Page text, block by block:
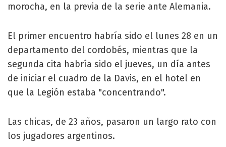
morocha, en la previa de la serie ante Alemania.
El primer encuentro habría sido el lunes 28 en un
departamento del cordobés, mientras que la
segunda cita habría sido el jueves, un día antes
de iniciar el cuadro de la Davis, en el hotel en
que la Legión estaba "concentrando".
Las chicas, de 23 años, pasaron un largo rato con
los jugadores argentinos.